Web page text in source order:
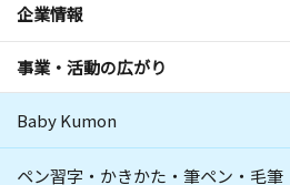
企業情報
事業・活動の広がり
Baby Kumon
ペン習字・かきかた・筆ペン・毛筆